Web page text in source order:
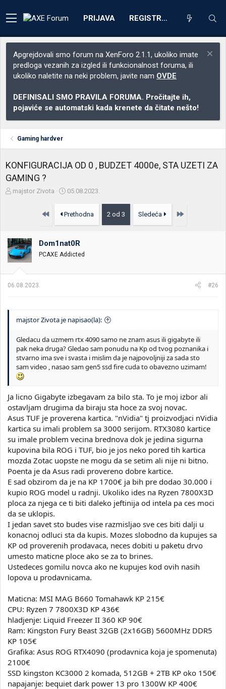
PRIJAVA REGISTRACIJA
Apgrejdovali smo forum na XenForo 2.1.1, ukoliko imate
predloga vezanih za izgled ili funkcionalnost foruma, ili
ukoliko naletite na neki problem, javite nam OVDE
DEFINISALI SMO PRAVILA FORUMA. Pročitajte ih,
pojaviće se automatski kada krenete da čitate nešto!
Gaming hardver
KONFIGURACIJA OD 0 , BUDZET 4000e, STA UZETI ZA
GAMING ?
Z
i
k
t
e
m
majstor Zivota
D
u
m
o
k
e
a
05.08.2023.
Prvo Prethodna 2 od 3 Sledeća Poslednja
Dom1nat0R
PCAXE Addicted
06.08.2023. #26
majstor Zivota je napisao(la):
Gledacu da uzmem rtx 4090 samo ne znam asus ili gigabyte ili
pak neka druga? Gledao sam ponudu na Kp od tvog poznanika i
stvarno ima sve i svasta i mislim da je najpovoljniji za sada sto
sam video , nasao sam gen5 ssd fire cuda to obavezno uzimam!
Ja licno Gigabyte izbegavam za bilo sta. To je moj izbor ali
ostavljam drugima da biraju sta hoce za svoj novac.
Asus TUF je proverena kartica. "nVidia" tj proizvodjaci nVidia
kartica su imali problem sa 3000 serijom. RTX3080 kartice
su imale problem vecina brednova dok je jedina sigurna
kupovina bila ROG i TUF, bio je jos neko pored tih kartica
mozda Zotac uopste ne mogu da se setim ali nije ni bitno.
Poenta je da Asus radi provereno dobre kartice.
E sad obzirom da je na KP 1700€ ja bih pre dodao 30.000 i
kupio ROG model u radnji. Ukoliko ides na Ryzen 7800X3D
ploca za njega ce ti biti daleko jeftinija od intela pa ces moci
da se uklopis.
I jedan savet sto budes vise razmisljao sve ces biti dalji u
konacnoj odluci sta da kupis. Mozes slobodno da kupujes sa
KP od proverenih prodavaca, neces dobiti u paketu drvo
umesto maticne ploce ako se za to brines.
Ustedeces gomilu novca ako ne kupujes kod ovih nasih
lopova u prodavnicama.
Maticna: MSI MAG B660 Tomahawk KP 215€
CPU: Ryzen 7 7800X3D KP 436€
hladjenje: Liquid Freezer II 360 KP 90€
Ram: Kingston Fury Beast 32GB (2x16GB) 5600MHz DDR5
KP 105€
Grafika: Asus ROG RTX4090 (prodavnica koja je spomenuta)
2100€
SSD kingston KC3000 2 komada, 512GB + 2TB KP oko 150€
napajanje: bequiet dark power 13 pro 1300W KP 400€